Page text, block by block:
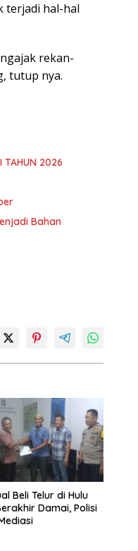
terjadi hal-hal
rekan-
tutup nya.
TAHUN 2026
Bahan
Beli Telur di Hulu
Damai, Polisi